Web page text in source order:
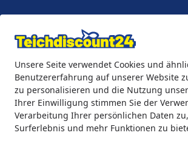
Unsere Seite verwendet Cookies und
Benutzererfahrung auf unserer Website
zu personalisieren und die Nutzung
Ihrer Einwilligung stimmen Sie der
Verarbeitung Ihrer persönlichen Daten
Surferlebnis und mehr Funktionen zu
Eigene Montage-Teams
Teichprodukte Aquaristik Söll
Teichprodukte Teichbau